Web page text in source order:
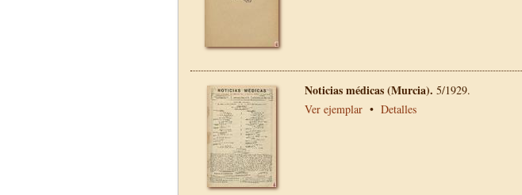
Noticias médicas (Murcia). 5/1929.
Ver ejemplar • Detalles